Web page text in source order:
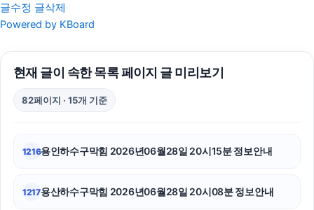
부산휴대폰성지
고양이보호소
글수정 글삭제
Powered by KBoard
현재 글이 속한 목록 페이지 글 미리보기
82페이지 · 15개 기준
1216용인하수구막힘 2026년06월28일 20시15분 정보안내
1217용산하수구막힘 2026년06월28일 20시08분 정보안내